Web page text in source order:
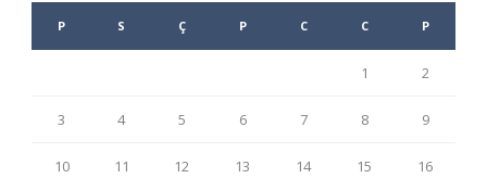
P S Ç P C C P
1 2
3 4 5 6 7 8 9
10 11 12 13 14 15 16